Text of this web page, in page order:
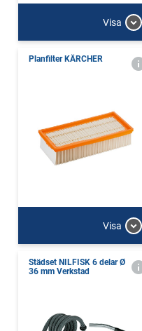
Visa
Planfilter KÄRCHER
Visa
Städset NILFISK 6 delar Ø
36 mm Verkstad